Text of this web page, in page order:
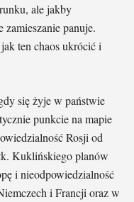
ale jakby
panuje.
ten chaos ukrócić i
się żyje w państwie
punkcie na mapie
Rosji od
Kuklińskiego planów
i nieodpowiedzialność
i Francji oraz w